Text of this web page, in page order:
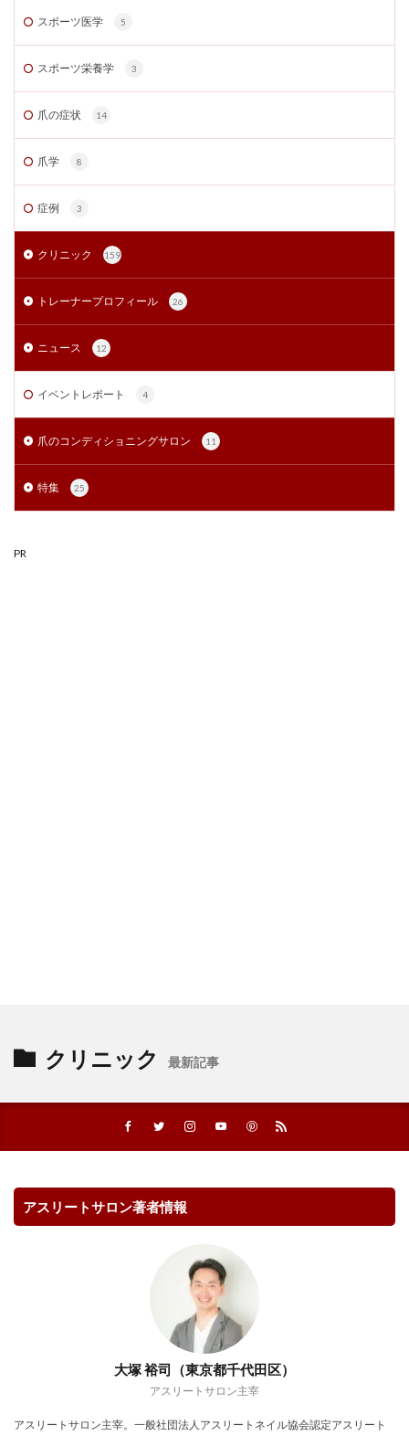
スポーツ医学 5
スポーツ栄養学 3
爪の症状 14
爪学 8
症例 3
クリニック 159
トレーナープロフィール 26
ニュース 12
イベントレポート 4
爪のコンディショニングサロン 11
特集 25
PR
クリニック 最新記事
アスリートサロン著者情報
大塚 裕司（東京都千代田区）
アスリートサロン主宰
アスリートサロン主宰。一般社団法人アスリートネイル協会認定アスリート